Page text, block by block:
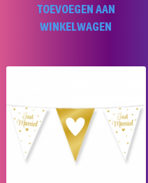
TOEVOEGEN AAN
WINKELWAGEN